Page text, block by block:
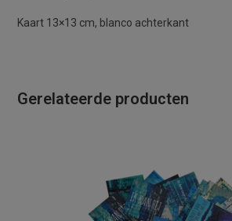
Kaart 13×13 cm, blanco achterkant
Gerelateerde producten